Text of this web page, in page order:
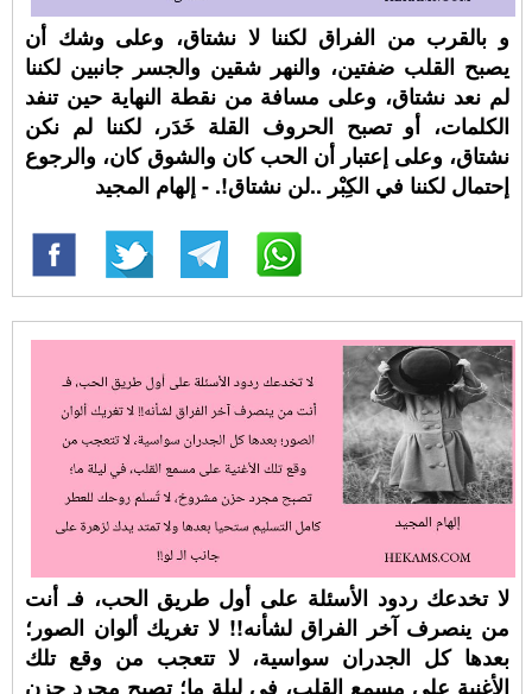
و بالقرب من الفراق لكننا لا نشتاق، وعلى وشك أن
يصبح القلب ضفتين، والنهر شقين والجسر جانبين لكننا
لم نعد نشتاق، وعلى مسافة من نقطة النهاية حين تنفد
الكلمات، أو تصبح الحروف القلة خَدَر، لكننا لم نكن
نشتاق، وعلى إعتبار أن الحب كان والشوق كان، والرجوع
إحتمال لكننا في الكِبْر ..لن نشتاق!. - إلهام المجيد
لا تخدعك ردود الأسئلة على أول طريق الحب، فـ أنت
من ينصرف آخر الفراق لشأنه!! لا تغريك ألوان الصور؛
بعدها كل الجدران سواسية، لا تتعجب من وقع تلك
الأغنية على مسمع القلب، في ليلة ما؛ تصبح مجرد حزن